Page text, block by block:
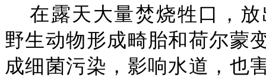
在露天大量焚烧牲口，
野生动物形成畸胎和荷尔蒙
成细菌污染，影响水道，也